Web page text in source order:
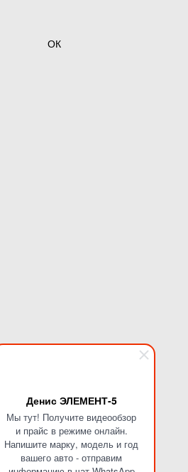
Денис ЭЛЕМЕНТ-5
Мы тут! Получите видеообзор
и прайс в режиме онлайн.
Напишите марку, модель и год
вашего авто - отправим
ОК